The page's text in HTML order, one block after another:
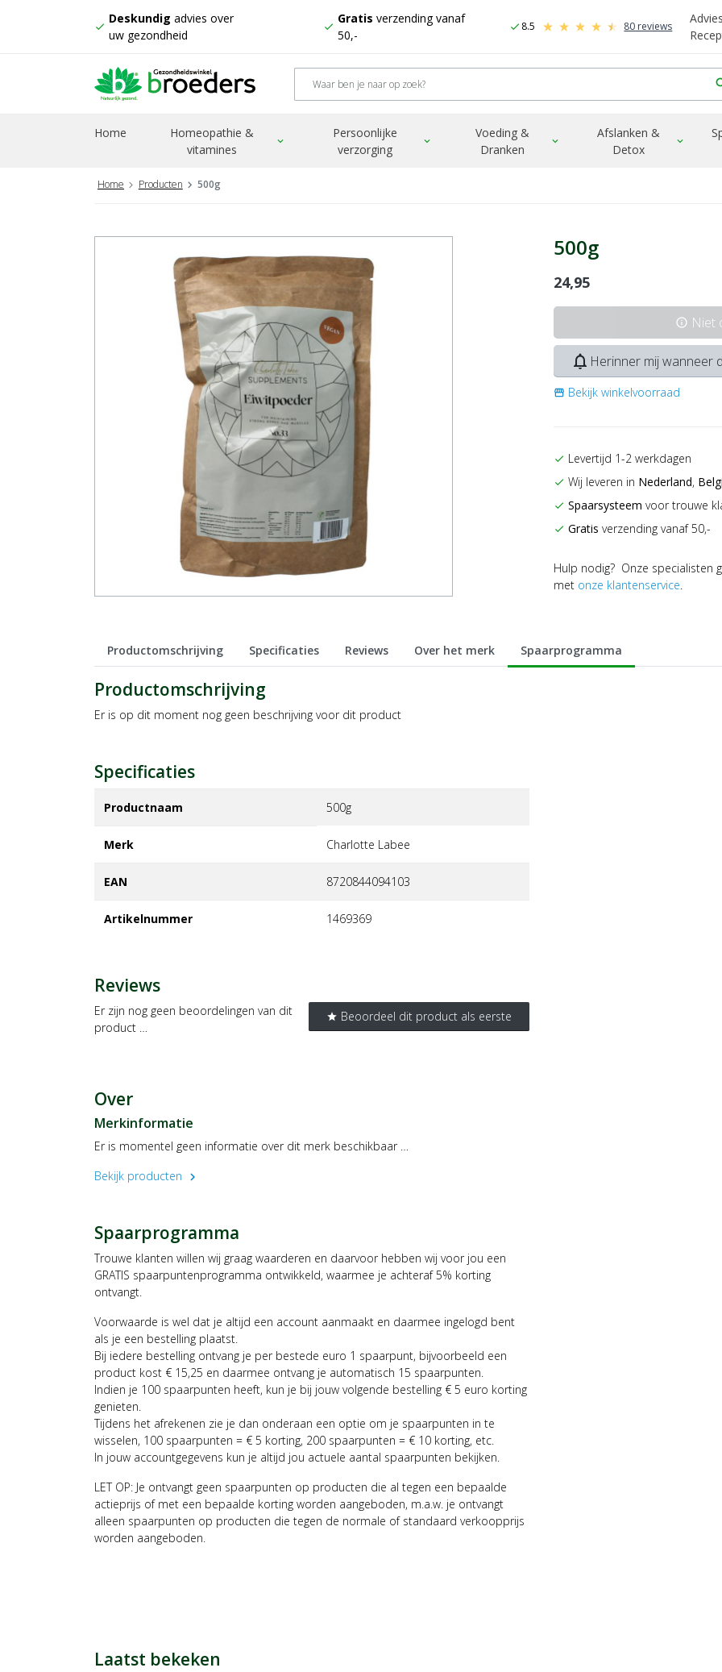
check
Deskundig advies over
uw gezondheid
check
Gratis verzending vanaf
50,-
check 8.5 80 reviews
Home
Homeopathie &
vitamines
expand_more
Persoonlijke
verzorging
expand_more
Voeding &
Dranken
expand_more
Afslanken &
Detox
expand_more
Home Producten 500g
500g
24,95
info Niet
notifications_none Herinner mij wanneer
storefront Bekijk winkelvoorraad
check Levertijd 1-2 werkdagen
check Wij leveren in Nederland,
check Spaarsysteem voor trouwe
check Gratis verzending vanaf 50,-
Hulp nodig? Onze specialisten
met onze klantenservice.
Productomschrijving Specificaties Reviews Over het merk Spaarprogramma
Productomschrijving
Er is op dit moment nog geen beschrijving voor dit product
Specificaties
Productnaam 500g
Merk charlotte labee
EAN 8720844094103
Artikelnummer 1469369
Reviews
star Beoordeel dit product als eerste
Er zijn nog geen beoordelingen van dit
product …
Over
Merkinformatie
Er is momentel geen informatie over dit merk beschikbaar …
Bekijk producten
chevron_right
Spaarprogramma
Trouwe klanten willen wij graag waarderen en daarvoor hebben wij voor jou een
GRATIS spaarpuntenprogramma ontwikkeld, waarmee je achteraf 5% korting
ontvangt.
Voorwaarde is wel dat je altijd een account aanmaakt en daarmee ingelogd bent
als je een bestelling plaatst.
Bij iedere bestelling ontvang je per bestede euro 1 spaarpunt, bijvoorbeeld een
product kost € 15,25 en daarmee ontvang je automatisch 15 spaarpunten.
Indien je 100 spaarpunten heeft, kun je bij jouw volgende bestelling € 5 euro korting
genieten.
Tijdens het afrekenen zie je dan onderaan een optie om je spaarpunten in te
wisselen, 100 spaarpunten = € 5 korting, 200 spaarpunten = € 10 korting, etc.
In jouw accountgegevens kun je altijd jou actuele aantal spaarpunten bekijken.
LET OP: Je ontvangt geen spaarpunten op producten die al tegen een bepaalde
actieprijs of met een bepaalde korting worden aangeboden, m.a.w. je ontvangt
alleen spaarpunten op producten die tegen de normale of standaard verkoopprijs
worden aangeboden.
Laatst bekeken